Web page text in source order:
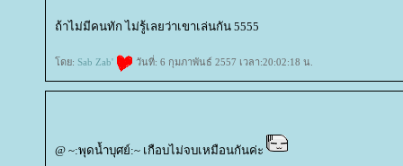
ถ้าไม่มีคนทัก ไม่รู้เลยว่าเขาเล่นกัน 5555
ดย: Sab Zab' วันที่: 6 กุมภาพันธ์ 2557 เวลา:20:02:18 น.
@ ~:พุดน้ำบุศย์:~ เกือบไม่จบเหมือนกันค่ะ